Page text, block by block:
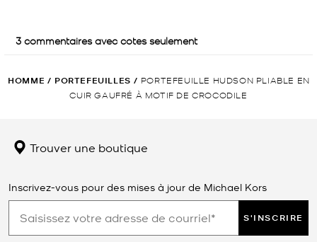
HOMME / PORTEFEUILLES / PORTEFEUILLE HUDSON PLIABLE EN
CUIR GAUFRÉ À MOTIF DE CROCODILE
Trouver une boutique
Inscrivez-vous pour des mises à jour de Michael Kors
S'INSCRIRE